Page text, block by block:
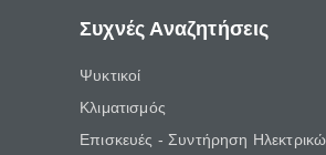
Συχνές Αναζητήσεις
Ψυκτικοί
Κλιματισμός
Επισκευές - Συντήρηση